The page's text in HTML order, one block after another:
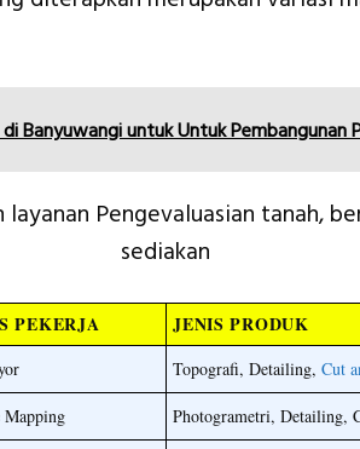
Banyuwangi untuk Untuk Pembangunan
Pengevaluasian tanah,
sediakan
PEKERJA JENIS PRODUK
Topografi, Detailing,Cut
Mapping Photogrametri, Detailing,